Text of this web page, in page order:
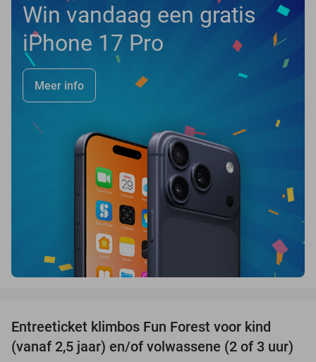
Win vandaag een gratis
iPhone 17 Pro
Meer info
Entreeticket klimbos Fun Forest voor kind
(vanaf 2,5 jaar) en/of volwassene (2 of 3 uur)